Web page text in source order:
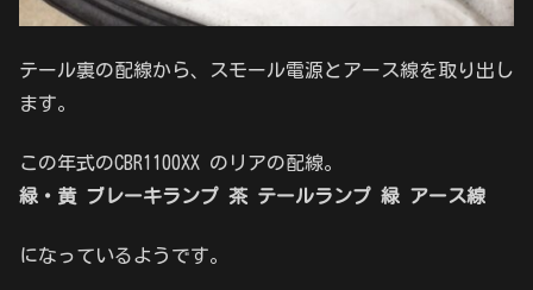
テール裏の配線から、スモール電源とアース線を取り出し
ます。
この年式のCBR1100XX のリアの配線。
緑・黄 ブレーキランプ 茶 テールランプ 緑 アース線
になっているようです。